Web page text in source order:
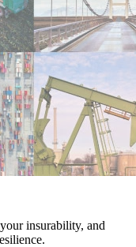
insurability, and